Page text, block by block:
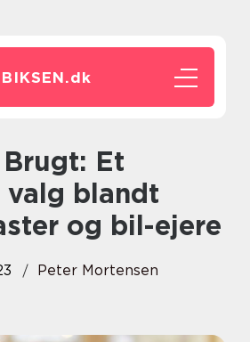
dk
blandt
og bil-ejere
Peter Mortensen